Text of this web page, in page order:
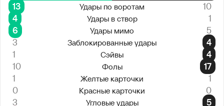
13 Удары по воротам
10
4
Удары в створ
1
6
Удары мимо
5
3
Заблокированные удары
4
1
Сэйвы
4
10
Фолы
17
1
Желтые карточки
1
0
Красные карточки
0
3
Угловые удары
5